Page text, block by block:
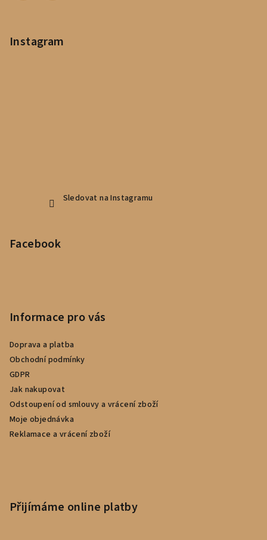
Instagram
Sledovat na Instagramu
Facebook
Informace pro vás
Doprava a platba
Obchodní podmínky
GDPR
Jak nakupovat
Odstoupení od smlouvy a vrácení zboží
Moje objednávka
Reklamace a vrácení zboží
Přijímáme online platby